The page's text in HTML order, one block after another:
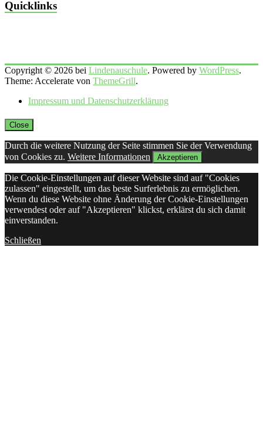
Quicklinks
Copyright © 2026 bei Lindenauschule. Powered by WordPress.
Theme: Accelerate von ThemeGrill.
Impressum und Datenschutzerklärung
Close
Durch die weitere Nutzung der Seite stimmen Sie der Verwendung
von Cookies zu. Weitere Informationen Akzeptieren
Die Cookie-Einstellungen auf dieser Website sind auf "Cookies
zulassen" eingestellt, um das beste Surferlebnis zu ermöglichen.
Wenn du diese Website ohne Änderung der Cookie-Einstellungen
verwendest oder auf "Akzeptieren" klickst, erklärst du sich damit
einverstanden.
Schließen